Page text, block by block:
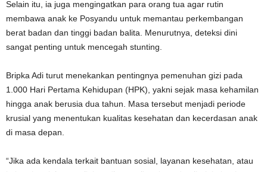
Selain itu, ia juga mengingatkan para orang tua agar rutin
membawa anak ke Posyandu untuk memantau perkembangan
berat badan dan tinggi badan balita. Menurutnya, deteksi dini
sangat penting untuk mencegah stunting.
Bripka Adi turut menekankan pentingnya pemenuhan gizi pada
1.000 Hari Pertama Kehidupan (HPK), yakni sejak masa kehamilan
hingga anak berusia dua tahun. Masa tersebut menjadi periode
krusial yang menentukan kualitas kesehatan dan kecerdasan anak
di masa depan.
“Jika ada kendala terkait bantuan sosial, layanan kesehatan, atau